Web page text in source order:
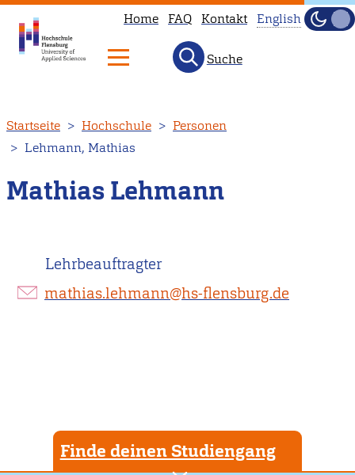
zum
Inhalt
Home FAQ Kontakt
English
English
Hell
Suche
Startseite Hochschule
Personen
Lehmann, Mathias
Mathias Lehmann
Lehrbeauftragter
mathias.lehmann@hs-flensburg.de
Finde deinen Studiengang